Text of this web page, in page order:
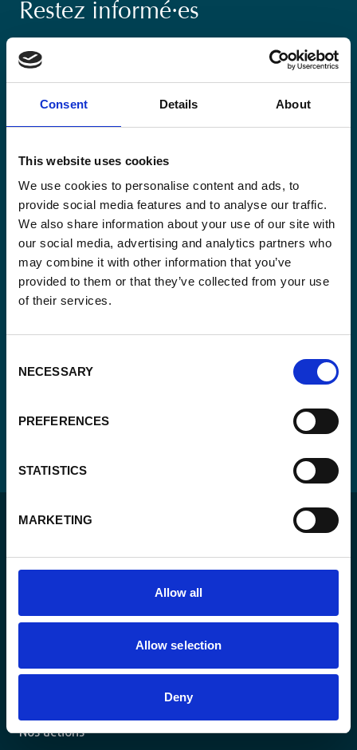
Consent Details About
This website uses cookies
We use cookies to personalise content and ads, to
provide social media features and to analyse our traffic.
We also share information about your use of our site with
our social media, advertising and analytics partners who
may combine it with other information that you’ve
provided to them or that they’ve collected from your use
of their services.
Selection
NECESSARY
PREFERENCES
STATISTICS
MARKETING
Allow all
Allow selection
Deny
Restez informé·es
Suivez nos actions ainsi que les dernières tendances en
matière de coopération au développement.
Email
*
Consent
Oui, je m'inscris à la newsletter*
CAPTCHA
dans un État de droit et ont la liberté de s’épanouir
Nos actions